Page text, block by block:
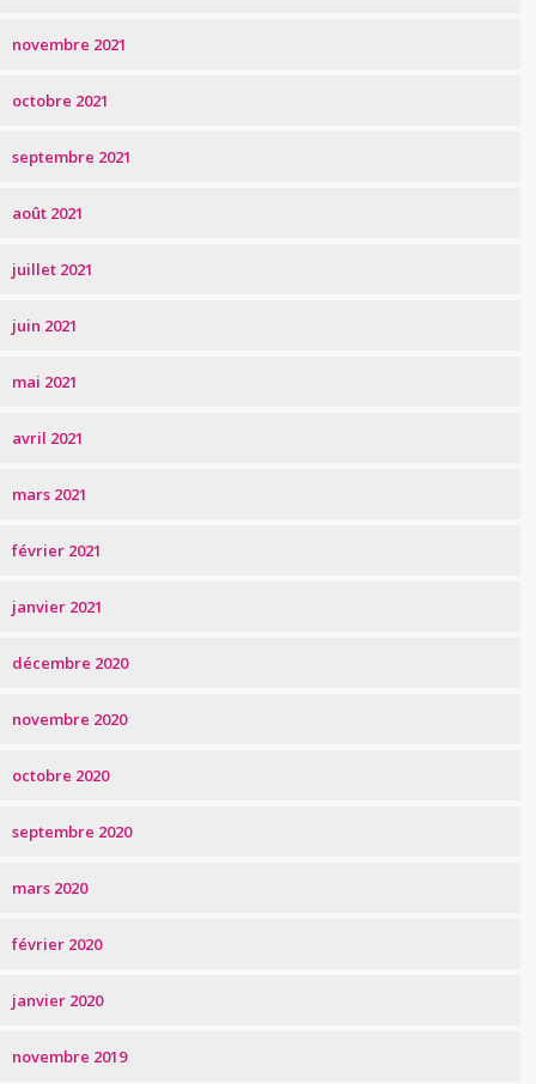
novembre 2021
octobre 2021
septembre 2021
août 2021
juillet 2021
juin 2021
mai 2021
avril 2021
mars 2021
février 2021
janvier 2021
décembre 2020
novembre 2020
octobre 2020
septembre 2020
mars 2020
février 2020
janvier 2020
novembre 2019